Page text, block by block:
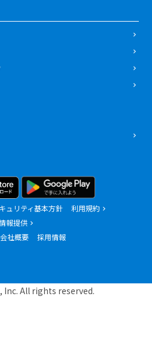
ュリティ基本方針
利用規約
報提供
会社概要 採用情報
Inc. All rights reserved.